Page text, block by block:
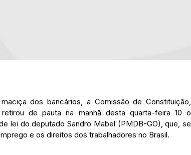
dos bancários, a Comissão de Constituição,
de pauta na manhã desta quarta-feira 10 o
lei do deputado Sandro Mabel (PMDB-GO), que, se
e os direitos dos trabalhadores no Brasil.